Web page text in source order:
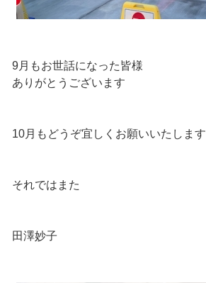
9月もお世話になった皆様
ありがとうございます
10月もどうぞ宜しくお願いいたします
それではまた
田澤妙子